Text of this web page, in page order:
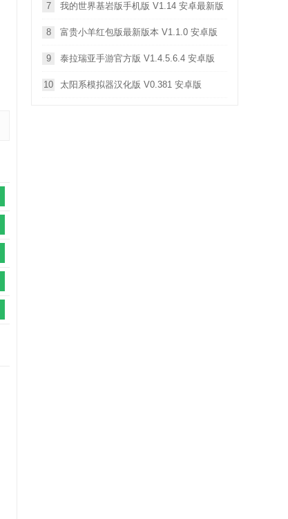
7 我的世界基岩版手机版 V1.14 安卓最新版
8 富贵小羊红包版最新版本 V1.1.0 安卓版
9 泰拉瑞亚手游官方版 V1.4.5.6.4 安卓版
10 太阳系模拟器汉化版 V0.381 安卓版